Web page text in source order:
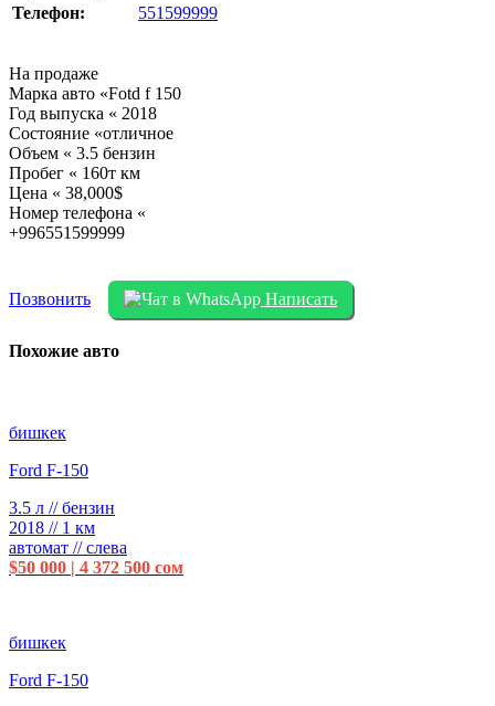
Телефон:
551599999
На продаже
Марка авто «Fotd f 150
Год выпуска « 2018
Состояние «отличное
Объем « 3.5 бензин
Пробег « 160т км
Цена « 38,000$
Номер телефона «
+996551599999
Позвонить Написать
Похожие авто
бишкек
Ford F-150
3.5 л // бензин
2018 // 1 км
автомат // слева
$50 000 | 4 372 500 сом
бишкек
Ford F-150